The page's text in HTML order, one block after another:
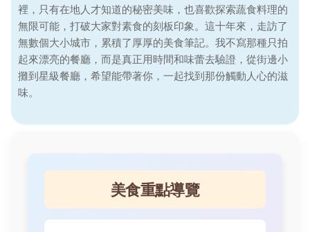
裡，只有在地人才知道的秘密美味，也喜歡探索蔬食料理的
無限可能，打破大家對素食的刻板印象。這十年來，走訪了
無數個大小城市，累積了厚厚的美食筆記。我不寫那種只拍
起來漂亮的餐廳，而是真正用時間和味蕾去驗證，從街邊小
攤到星級餐廳，希望能帶著你，一起找到那份觸動人心的滋
味。
美食重點導覽